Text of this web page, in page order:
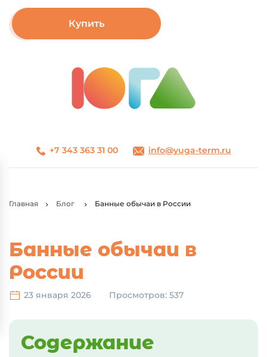
Купить
+7 343 363 31 00 info@yuga-term.ru
Главная Блог Банные обычаи в России
Банные обычаи в
России
23 января 2026 Просмотров: 537
Содержание